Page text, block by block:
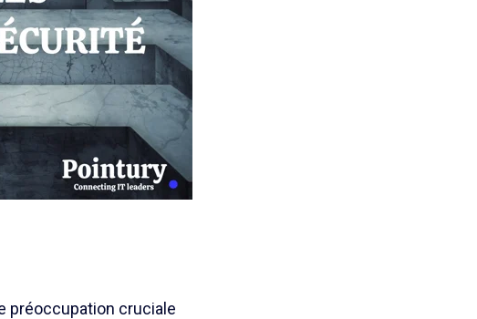
préoccupation cruciale